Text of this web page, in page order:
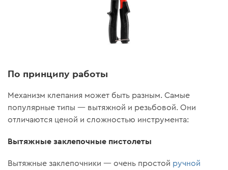
По принципу работы
Механизм клепания может быть разным. Самые
популярные типы — вытяжной и резьбовой. Они
отличаются ценой и сложностью инструмента:
Вытяжные заклепочные пистолеты
Вытяжные заклепочники — очень простой ручной